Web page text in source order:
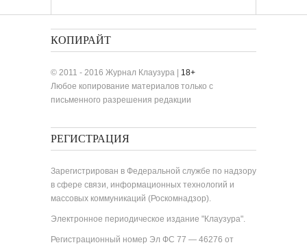
КОПИРАЙТ
© 2011 - 2016 Журнал Клаузура | 18+
Любое копирование материалов только с
письменного разрешения редакции
РЕГИСТРАЦИЯ
Зарегистрирован в Федеральной службе по надзору
в сфере связи, информационных технологий и
массовых коммуникаций (Роскомнадзор).
Электронное периодическое издание "Клаузура".
Регистрационный номер Эл ФС 77 — 46276 от